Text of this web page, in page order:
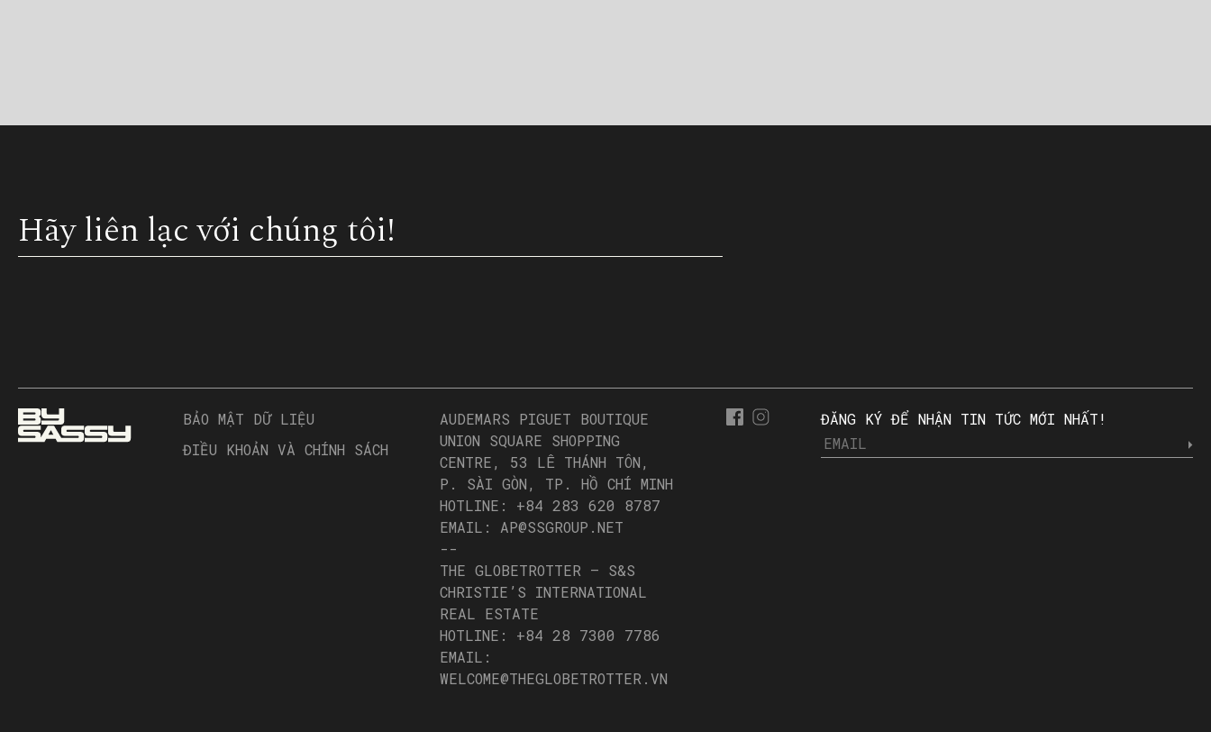
Hãy liên lạc với chúng tôi!
BẢO MẬT DỮ LIỆU
ĐIỀU KHOẢN VÀ CHÍNH SÁCH
AUDEMARS PIGUET BOUTIQUE
UNION SQUARE SHOPPING
CENTRE, 53 LÊ THÁNH TÔN,
P. SÀI GÒN, TP. HỒ CHÍ MINH
HOTLINE: +84 283 620 8787
EMAIL: AP@SSGROUP.NET
--
THE GLOBETROTTER – S&S
CHRISTIE’S INTERNATIONAL
REAL ESTATE
HOTLINE: +84 28 7300 7786
EMAIL:
WELCOME@THEGLOBETROTTER.VN
ĐĂNG KÝ ĐỂ NHẬN TIN TỨC MỚI NHẤT!